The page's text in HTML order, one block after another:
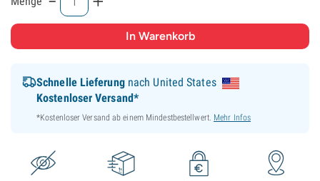
Schnelle Lieferungnach United States
Kostenloser Versand*
*Kostenloser Versand ab einem Mindestbestellwert. Mehr Infos